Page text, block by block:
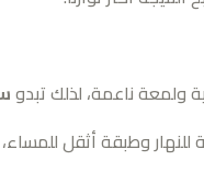
ولمعة ناعمة، لذلك تبدو
وطبقة أثقل للمساء،